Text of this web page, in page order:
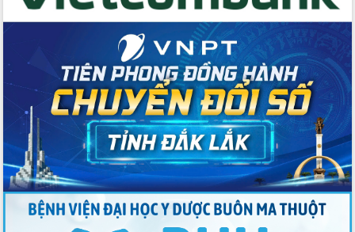
Tổ chức trang trọng Lễ hội Đền thờ
Lương Văn Chánh năm 2026
Phó Bí thư Tỉnh ủy Đắk Lắk Đỗ Hữu
Huy giữ chức Bí thư Đảng ủy Ủy Ban
Nhân dân tỉnh
Bệnh án điện tử thúc đẩy chuyển đổi
số y tế tại Đắk Lắk
Chuyển đổi số thư viện: Mở rộng
không gian tri thức trong thời đại số
Đánh giá, rút kinh nghiệm công tác tổ
chức diễn tập trước ngày bầu cử
Chương trình “Gặp gỡ hữu nghị –
Friendship Meeting New Year 2026”